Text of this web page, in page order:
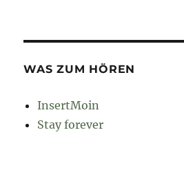
WAS ZUM HÖREN
InsertMoin
Stay forever